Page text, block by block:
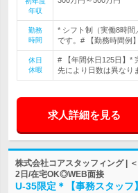
年収
勤務
時間
* シフト制（実働8時
です。# 【勤務時間例
休日
休暇
# 【年間休日125日】*
先により日数は異なり
求人詳細を見る
株式会社コアスタッフィング |
2日/在宅OK◎WEB面接
U-35限定＊【事務スタッフ